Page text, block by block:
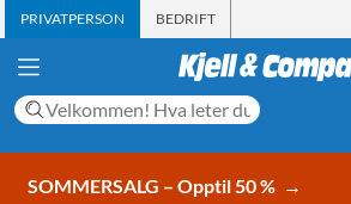
PRIVATPERSON BEDRIFT
SOMMERSALG – Opptil 50 % →